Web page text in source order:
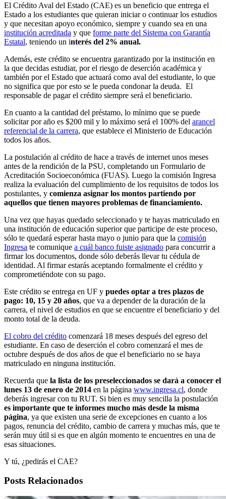
El Crédito Aval del Estado (CAE) es un beneficio que entrega el
Estado a los estudiantes que quieran iniciar o continuar los estudios
y que necesitan apoyo económico, siempre y cuando sea en una
institución acreditada y que forme parte del Sistema con Garantía
Estatal, teniendo un interés del 2% anual.
Además, este crédito se encuentra garantizado por la institución en
la que decidas estudiar, por el riesgo de deserción académica y
también por el Estado que actuará como aval del estudiante, lo que
no significa que por esto se le pueda condonar la deuda. El
responsable de pagar el crédito siempre será el beneficiario.
En cuanto a la cantidad del préstamo, lo mínimo que se puede
solicitar por año es $200 mil y lo máximo será el 100% del arancel
referencial de la carrera, que establece el Ministerio de Educación
todos los años.
La postulación al crédito de hace a través de internet unos meses
antes de la rendición de la PSU, completando un Formulario de
Acreditación Socioeconómica (FUAS). Luego la comisión Ingresa
realiza la evaluación del cumplimiento de los requisitos de todos los
postulantes, y comienza asignar los montos partiendo por
aquellos que tienen mayores problemas de financiamiento.
Una vez que hayas quedado seleccionado y te hayas matriculado en
una institución de educación superior que participe de este proceso,
sólo te quedará esperar hasta mayo o junio para que la comisión
Ingresa te comunique a cuál banco fuiste asignado para concurrir a
firmar los documentos, donde sólo deberás llevar tu cédula de
identidad. Al firmar estarás aceptando formalmente el crédito y
comprometiéndote con su pago.
Este crédito se entrega en UF y puedes optar a tres plazos de
pago: 10, 15 y 20 años, que va a depender de la duración de la
carrera, el nivel de estudios en que se encuentre el beneficiario y del
monto total de la deuda.
El cobro del crédito comenzará 18 meses después del egreso del
estudiante. En caso de deserción el cobro comenzará el mes de
octubre después de dos años de que el beneficiario no se haya
matriculado en ninguna institución.
Recuerda que la lista de los preseleccionados se dará a conocer el
lunes 13 de enero de 2014 en la página www.ingresa.cl, donde
deberás ingresar con tu RUT. Si bien es muy sencilla la postulación
es importante que te informes mucho más desde la misma
página, ya que existen una serie de excepciones en cuanto a los
pagos, renuncia del crédito, cambio de carrera y muchas más, que te
serán muy útil si es que en algún momento te encuentres en una de
esas situaciones.
Y tú, ¿pedirás el CAE?
Posts Relacionados